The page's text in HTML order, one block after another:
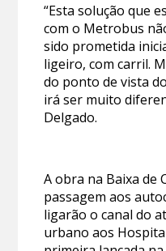
“Esta solução que
com o Metrobus
sido prometida
ligeiro, com carril.
do ponto de vista
irá ser muito
Delgado.
A obra na Baixa de
passagem aos
ligarão o canal do
urbano aos